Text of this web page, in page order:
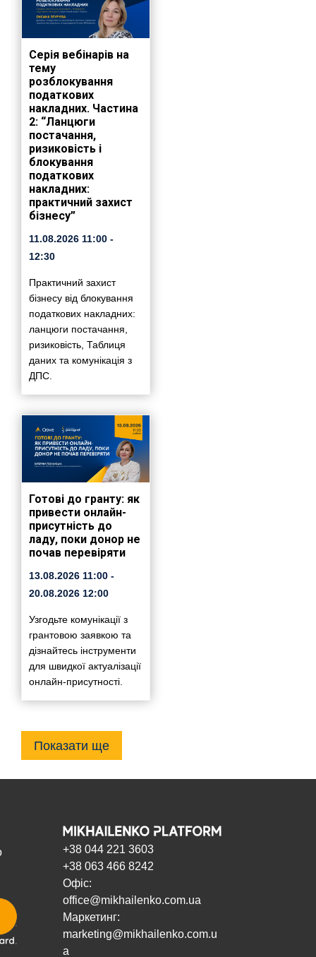
Серія вебінарів на
тему
розблокування
податкових
накладних. Частина
2: “Ланцюги
постачання,
ризиковість і
блокування
податкових
накладних:
практичний захист
бізнесу”
11.08.2026 11:00 -
12:30
Практичний захист
бізнесу від блокування
податкових накладних:
ланцюги постачання,
ризиковість, Таблиця
даних та комунікація з
ДПС.
Готові до гранту: як
привести онлайн-
присутність до
ладу, поки донор не
почав перевіряти
13.08.2026 11:00 -
20.08.2026 12:00
Узгодьте комунікації з
грантовою заявкою та
дізнайтесь інструменти
для швидкої актуалізації
онлайн-присутності.
Показати ще
+38 044 221 3603
+38 063 466 8242
Офіс:
office@mikhailenko.com.ua
Маркетинг:
marketing@mikhailenko.com.u
a